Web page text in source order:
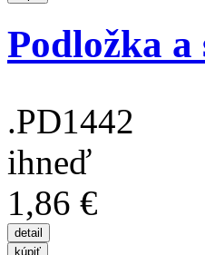
Podložka a
.PD1442
ihneď
1,86 €